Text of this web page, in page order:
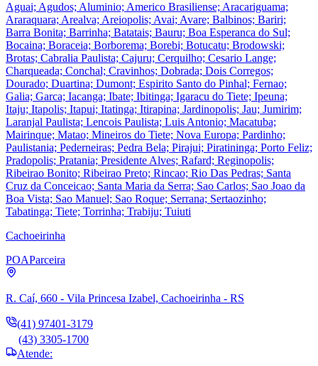
Aguai; Agudos; Aluminio; Americo Brasiliense; Aracariguama;
Araraquara; Arealva; Areiopolis; Avai; Avare; Balbinos; Bariri;
Barra Bonita; Barrinha; Batatais; Bauru; Boa Esperanca do Sul;
Bocaina; Boraceia; Borborema; Borebi; Botucatu; Brodowski;
Brotas; Cabralia Paulista; Cajuru; Cerquilho; Cesario Lange;
Charqueada; Conchal; Cravinhos; Dobrada; Dois Corregos;
Dourado; Duartina; Dumont; Espirito Santo do Pinhal; Fernao;
Galia; Garca; Iacanga; Ibate; Ibitinga; Igaracu do Tiete; Ipeuna;
Itaju; Itapolis; Itapui; Itatinga; Itirapina; Jardinopolis; Jau; Jumirim;
Laranjal Paulista; Lencois Paulista; Luis Antonio; Macatuba;
Mairinque; Matao; Mineiros do Tiete; Nova Europa; Pardinho;
Paulistania; Pederneiras; Pedra Bela; Pirajui; Piratininga; Porto Feliz;
Pradopolis; Pratania; Presidente Alves; Rafard; Reginopolis;
Ribeirao Bonito; Ribeirao Preto; Rincao; Rio Das Pedras; Santa
Cruz da Conceicao; Santa Maria da Serra; Sao Carlos; Sao Joao da
Boa Vista; Sao Manuel; Sao Roque; Serrana; Sertaozinho;
Tabatinga; Tiete; Torrinha; Trabiju; Tuiuti
Cachoeirinha
POAParceira
R. Caí, 660 - Vila Princesa Izabel, Cachoeirinha - RS
(41) 97401-3179
(43) 3305-1700
Atende: